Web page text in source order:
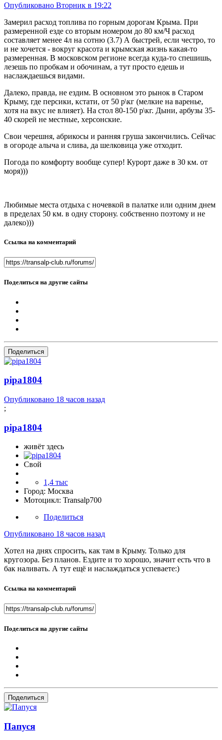
Опубликовано Вторник в 19:22
Замерил расход топлива по горным дорогам Крыма. При
размеренной езде со вторым номером до 80 км/Ч расход
составляет менее 4л на сотню (3.7) А быстрей, если честро, то
и не хочется - вокруг красота и крымская жизнь какая-то
размеренная. В московском регионе всегда куда-то спешишь,
лезешь по пробкам и обочинам, а тут просто едешь и
наслаждаешься видами.
Далеко, правда, не ездим. В основном это рынок в Старом
Крыму, где персики, кстати, от 50 р\кг (мелкие на варенье,
хотя на вкус не влияет). На стол 80-150 р\кг. Дыни, арбузы 35-
40 скорей не местные, херсонские.
Свои черешня, абрикосы и ранняя груша закончились. Сейчас
в огороде алыча и слива, да шелковица уже отходит.
Погода по комфорту вообще супер! Курорт даже в 30 км. от
моря)))
Любимые места отдыха с ночевкой в палатке или одним днем
в пределах 50 км. в одну сторону. собственно поэтому и не
далеко)))
Ссылка на комментарий
Поделиться на другие сайты
Поделиться
pipa1804
Опубликовано 18 часов назад
;
pipa1804
живёт здесь
Свой
1,4 тыс
Город: Москва
Мотоцикл: Transalp700
Поделиться
Опубликовано 18 часов назад
Хотел на днях спросить, как там в Крыму. Только для
кругозора. Без планов. Ездите и то хорошо, значит есть что в
бак наливать. А тут ещё и наслаждаться успеваете:)
Ссылка на комментарий
Поделиться на другие сайты
Поделиться
Папуся